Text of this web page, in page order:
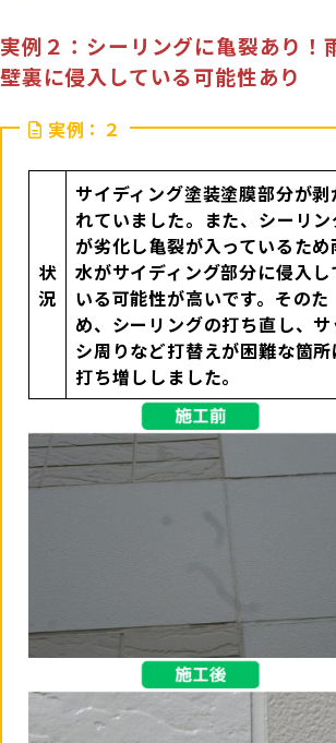
実例２：シーリングに亀裂あり！
壁裏に侵入している可能性あり
実例：２
状
況
サイディング塗装塗膜部分が剥
れていました。また、シーリン
が劣化し亀裂が入っているため
水がサイディング部分に侵入し
いる可能性が高いです。そのた
め、シーリングの打ち直し、サ
シ周りなど打替えが困難な箇所
打ち増ししました。